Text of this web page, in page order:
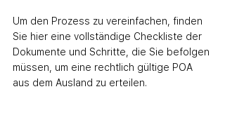
Um den Prozess zu vereinfachen, finden
Sie hier eine vollständige Checkliste der
Dokumente und Schritte, die Sie befolgen
müssen, um eine rechtlich gültige POA
aus dem Ausland zu erteilen.